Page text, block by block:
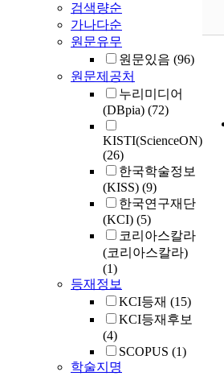
검색량순
가나다순
원문유무
원문있음 (96)
원문제공처
누리미디어
(DBpia) (72)
KISTI(ScienceON)
(26)
한국학술정보
(KISS) (9)
한국연구재단
(KCI) (5)
코리아스칼라
(코리아스칼라)
(1)
등재정보
KCI등재 (15)
KCI등재후보
(4)
SCOPUS (1)
학술지명